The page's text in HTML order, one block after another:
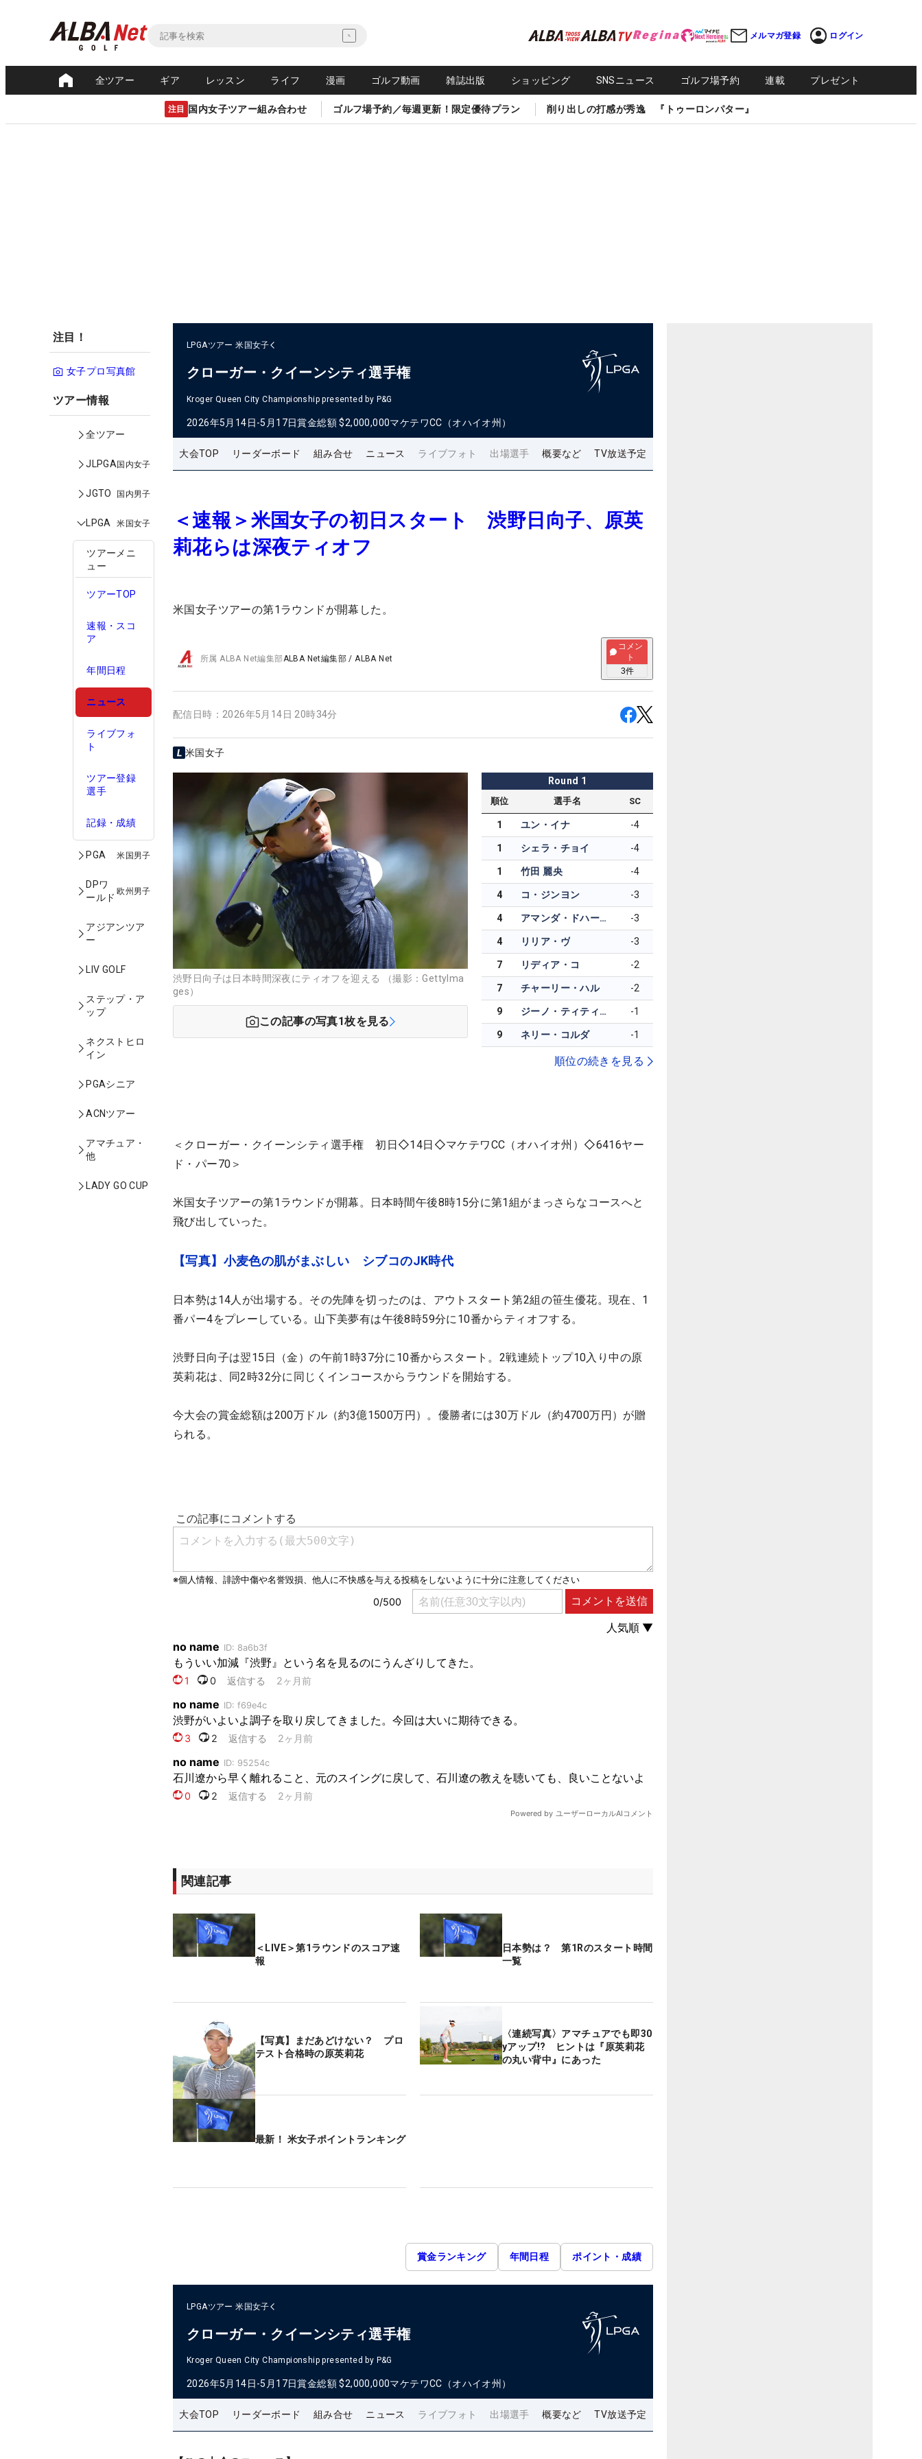
メルマガ登録 ログイン
全ツアー ギア レッスン ライフ 漫画 ゴルフ動画 雑誌出版 ショッピング SNSニュース ゴルフ場予約 連載 プレゼント
注目 国内女子ツアー組み合わせ ゴルフ場予約／毎週更新！限定優待プラン 削り出しの打感が秀逸 『トゥーロンパター』
注目！
女子プロ写真館
ツアー情報
全ツアー
JLPGA国内女子
JGTO 国内男子
LPGA 米国女子
ツアーメニ
ュー
ツアーTOP
速報・スコ
ア
年間日程
ニュース
ライブフォ
ト
ツアー登録
選手
記録・成績
PGA 米国男子
DPワ
ールド
欧州男子
アジアンツア
ー
LIV GOLF
ステップ・ア
ップ
ネクストヒロ
イン
PGAシニア
ACNツアー
アマチュア・
他
LADY GO CUP
LPGAツアー 米国女子
クローガー・クイーンシティ選手権
Kroger Queen City Championship presented by P&G
2026年5月14日-5月17日賞金総額 $2,000,000マケテワCC（オハイオ州）
大会TOP リーダーボード 組み合せ ニュース ライブフォト 出場選手 概要など TV放送予定
＜速報＞米国女子の初日スタート 渋野日向子、原英
莉花らは深夜ティオフ
米国女子ツアーの第1ラウンドが開幕した。
所属ALBA Net編集部ALBA Net編集部 /ALBA Net
コメン
ト
3件
配信日時： 2026年5月14日 20時34分
米国女子
渋野日向子は日本時間深夜にティオフを迎える （撮影：GettyIma
ges）
この記事の写真1枚を見る
Round 1
順位 選手名 SC
1 ユン・イナ -4
1 シェラ・チョイ -4
1 竹田 麗央 -4
4 コ・ジンヨン -3
4 アマンダ・ドハーティー -3
4 リリア・ヴ -3
7 リディア・コ -2
7 チャーリー・ハル -2
9 ジーノ・ティティクル -1
9 ネリー・コルダ -1
順位の続きを見る
＜クローガー・クイーンシティ選手権 初日◇14日◇マケテワCC（オハイオ州）◇6416ヤー
ド・パー70＞
米国女子ツアーの第1ラウンドが開幕。日本時間午後8時15分に第1組がまっさらなコースへと
飛び出していった。
【写真】小麦色の肌がまぶしい シブコのJK時代
日本勢は14人が出場する。その先陣を切ったのは、アウトスタート第2組の笹生優花。現在、1
番パー4をプレーしている。山下美夢有は午後8時59分に10番からティオフする。
渋野日向子は翌15日（金）の午前1時37分に10番からスタート。2戦連続トップ10入り中の原
英莉花は、同2時32分に同じくインコースからラウンドを開始する。
今大会の賞金総額は200万ドル（約3億1500万円）。優勝者には30万ドル（約4700万円）が贈
られる。
関連記事
＜LIVE＞第1ラウンドのスコア速
報
日本勢は？ 第1Rのスタート時間
一覧
【写真】まだあどけない？ プロ
テスト合格時の原英莉花
〈連続写真〉アマチュアでも即30
yアップ!? ヒントは『原英莉花
の丸い背中』にあった
最新！ 米女子ポイントランキング
賞金ランキング 年間日程 ポイント・成績
LPGAツアー 米国女子
クローガー・クイーンシティ選手権
Kroger Queen City Championship presented by P&G
2026年5月14日-5月17日賞金総額 $2,000,000マケテワCC（オハイオ州）
大会TOP リーダーボード 組み合せ ニュース ライブフォト 出場選手 概要など TV放送予定